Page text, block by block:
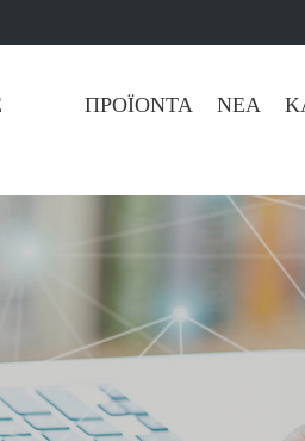
ΠΡΟΪΌΝΤΑ ΝΈΑ